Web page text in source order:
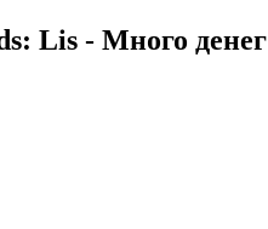
Lis - Много денег